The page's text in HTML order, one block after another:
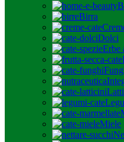
Birra
Dolci
Erbe
Miele